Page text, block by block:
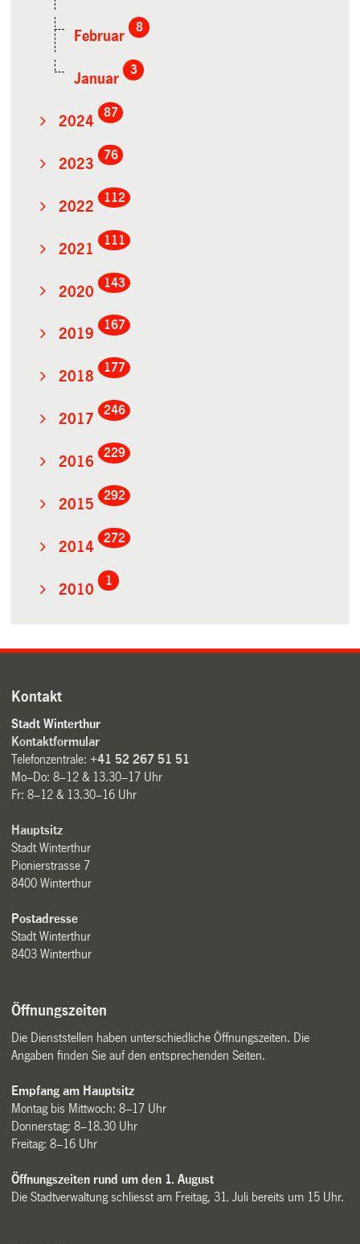
Februar
8
Januar
3
2024
87
2023
76
2022
112
2021
111
2020
143
2019
167
2018
177
2017
246
2016
229
2015
292
2014
272
2010
1
Kontakt
Stadt Winterthur
Kontaktformular
Telefonzentrale:+41 52 267 51 51
Mo–Do: 8–12 & 13.30–17 Uhr
Fr: 8–12 & 13.30–16 Uhr
Hauptsitz
Stadt Winterthur
Pionierstrasse 7
8400 Winterthur
Postadresse
Stadt Winterthur
8403 Winterthur
Öffnungszeiten
Die Dienststellen haben unterschiedliche Öffnungszeiten. Die
Angaben finden Sie auf den entsprechenden Seiten.
Empfang am Hauptsitz
Montag bis Mittwoch: 8–17 Uhr
Donnerstag: 8–18.30 Uhr
Freitag: 8–16 Uhr
Öffnungszeiten rund um den 1. August
Die Stadtverwaltung schliesst am Freitag, 31. Juli bereits um 15 Uhr.